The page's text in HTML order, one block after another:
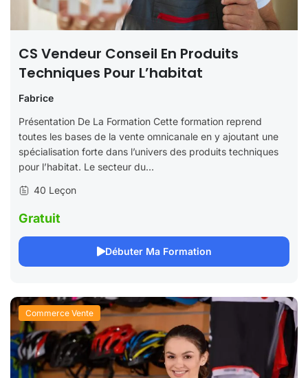
CS Vendeur Conseil En Produits
Techniques Pour L’habitat
Fabrice
Présentation De La Formation Cette formation reprend
toutes les bases de la vente omnicanale en y ajoutant une
spécialisation forte dans l’univers des produits techniques
pour l’habitat. Le secteur du...
40 Leçon
Gratuit
Débuter Ma Formation
Commerce Vente